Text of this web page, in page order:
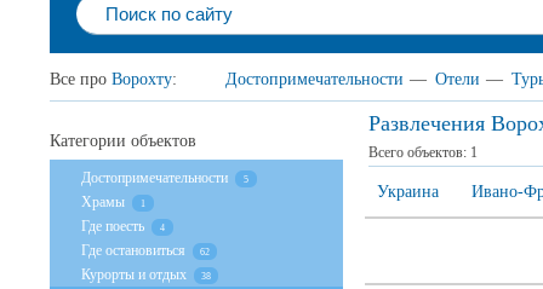
Все про Ворохту: Достопримечательности — Отели —
Развлечения
Всего объектов: 1
Украина Ивано-
Категории объектов
Достопримечательности 5
Храмы 1
Где поесть 4
Где остановиться 62
Курорты и отдых 38